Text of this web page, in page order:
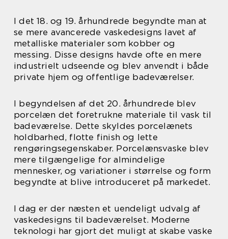
I det 18. og 19. århundrede begyndte man at
se mere avancerede vaskedesigns lavet af
metalliske materialer som kobber og
messing. Disse designs havde ofte en mere
industrielt udseende og blev anvendt i både
private hjem og offentlige badeværelser.
I begyndelsen af det 20. århundrede blev
porcelæn det foretrukne materiale til vask til
badeværelse. Dette skyldes porcelænets
holdbarhed, flotte finish og lette
rengøringsegenskaber. Porcelænsvaske blev
mere tilgængelige for almindelige
mennesker, og variationer i størrelse og form
begyndte at blive introduceret på markedet.
I dag er der næsten et uendeligt udvalg af
vaskedesigns til badeværelset. Moderne
teknologi har gjort det muligt at skabe vaske